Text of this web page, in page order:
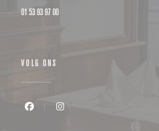
01 53 93 97 00
VOLG ONS